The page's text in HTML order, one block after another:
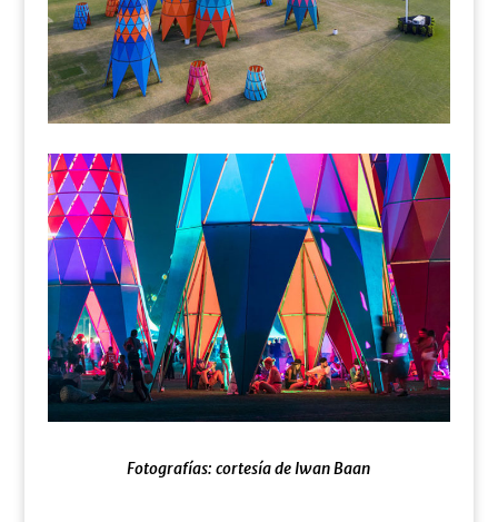
Fotografías: cortesía de Iwan Baan